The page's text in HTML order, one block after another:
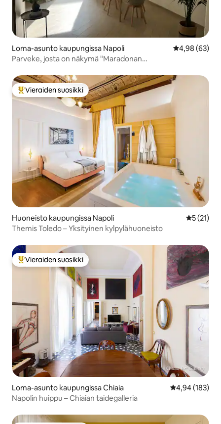
Loma-asunto kaupungissa Napoli
4,98 (63)
Parveke, josta on näkymä "Maradonan
Vieraiden suosikkien parhaimmistoa
Vieraiden suosikki
Huoneisto kaupungissa Napoli
5 (21)
Themis Toledo – Yksityinen kylpylähuoneisto
Vieraiden suosikkien parhaimmistoa
Vieraiden suosikki
Loma-asunto kaupungissa Chiaia
4,94 (183)
Napolin huippu – Chiaian taidegalleria